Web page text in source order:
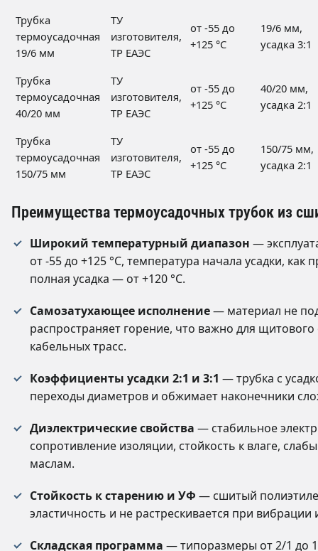
Трубка
термоусадочная
19/6 мм
ТУ
изготовителя,
ТР ЕАЭС
от -55 до
+125 °C
19/6 мм,
усадка 3:1
Трубка
термоусадочная
40/20 мм
ТУ
изготовителя,
ТР ЕАЭС
от -55 до
+125 °C
40/20 мм,
усадка 2:1
Трубка
термоусадочная
150/75 мм
ТУ
изготовителя,
ТР ЕАЭС
от -55 до
+125 °C
150/75 мм,
усадка 2:1
Преимущества термоусадочных трубок из
Широкий температурный диапазон —
от -55 до +125 °C, температура начала усадки, как
полная усадка — от +120 °C.
Самозатухающее исполнение— материал не
распространяет горение, что важно для
кабельных трасс.
Коэффициенты усадки 2:1 и 3:1 — трубка с
переходы диаметров и обжимает наконечники
Диэлектрические свойства — стабильное
сопротивление изоляции, стойкость к влаге,
маслам.
Стойкость к старению и УФ — сшитый
эластичность и не растрескивается при вибрации
Складская программа — типоразмеры от 2/1 до